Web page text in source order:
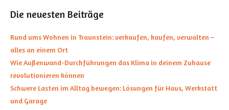
Die neuesten Beiträge
Rund ums Wohnen in Traunstein: verkaufen, kaufen, verwalten –
alles an einem Ort
Wie Außenwand-Durchführungen das Klima in deinem Zuhause
revolutionieren können
Schwere Lasten im Alltag bewegen: Lösungen für Haus, Werkstatt
und Garage